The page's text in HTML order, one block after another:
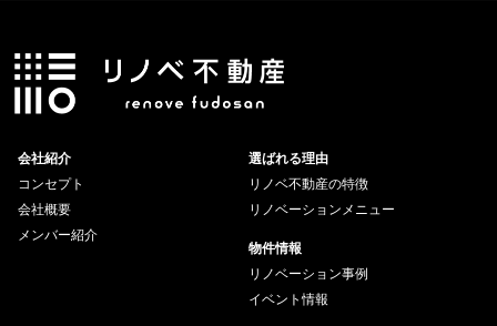
会社紹介
コンセプト
会社概要
メンバー紹介
選ばれる理由
リノベ不動産の特徴
リノベーションメニュー
物件情報
リノベーション事例
イベント情報